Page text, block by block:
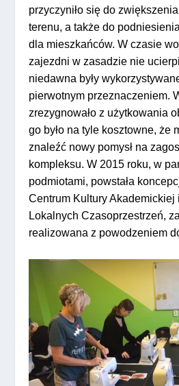
przyczyniło się do
terenu, a także do
dla mieszkańców. W czasie
zajezdni w zasadzie nie
niedawna były
pierwotnym przeznaczeniem.
zrezygnowało z użytkowania
go było na tyle kosztowne, że
znaleźć nowy pomysł na
kompleksu. W 2015 roku, w
podmiotami, powstała
Centrum Kultury Akademickiej
Lokalnych Czasoprzestrzeń,
realizowana z powodzeniem